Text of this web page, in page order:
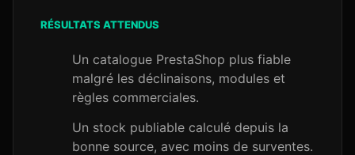
RÉSULTATS ATTENDUS
Un catalogue PrestaShop plus fiable
malgré les déclinaisons, modules et
règles commerciales.
Un stock publiable calculé depuis la
bonne source, avec moins de surventes.